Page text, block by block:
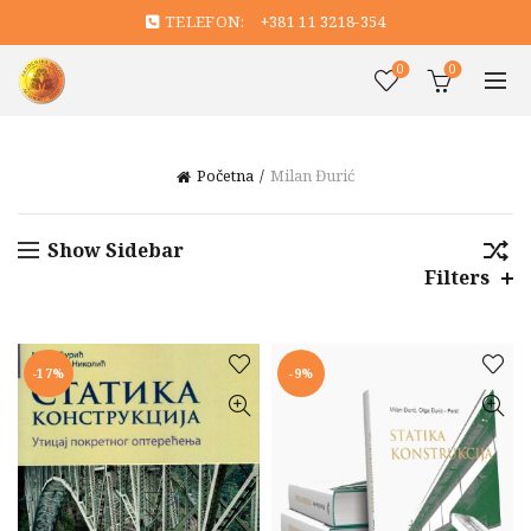
TELEFON: +381 11 3218-354
0 0
Početna Milan Đurić
Show Sidebar
Filters
-17% -9%